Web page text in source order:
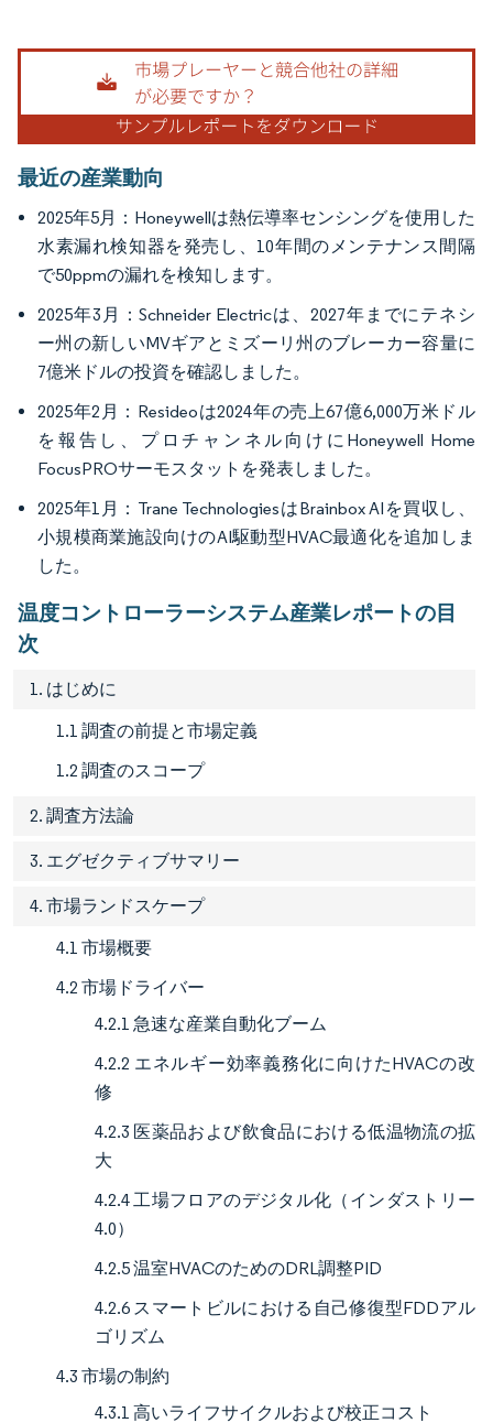
画像 © Mordor Intelligence。再利用にはCC BY 4.0の表示が必要です。
最近の産業動向
2025年5月：Honeywellは熱伝導率センシングを使用した
水素漏れ検知器を発売し、10年間のメンテナンス間隔
で50ppmの漏れを検知します。
2025年3月：Schneider Electricは、2027年までにテネシ
ー州の新しいMVギアとミズーリ州のブレーカー容量に
7億米ドルの投資を確認しました。
2025年2月：Resideoは2024年の売上67億6,000万米ドル
を報告し、プロチャンネル向けにHoneywell Home
FocusPROサーモスタットを発表しました。
2025年1月：Trane TechnologiesはBrainbox AIを買収し、
小規模商業施設向けのAI駆動型HVAC最適化を追加しま
した。
温度コントローラーシステム産業レポートの目
次
1. はじめに
1.1 調査の前提と市場定義
1.2 調査のスコープ
2. 調査方法論
3. エグゼクティブサマリー
4. 市場ランドスケープ
4.1 市場概要
4.2 市場ドライバー
4.2.1 急速な産業自動化ブーム
4.2.2 エネルギー効率義務化に向けたHVACの改
修
4.2.3 医薬品および飲食品における低温物流の拡
大
4.2.4 工場フロアのデジタル化（インダストリー
4.0）
4.2.5 温室HVACのためのDRL調整PID
4.2.6 スマートビルにおける自己修復型FDDアル
ゴリズム
4.3 市場の制約
4.3.1 高いライフサイクルおよび校正コスト